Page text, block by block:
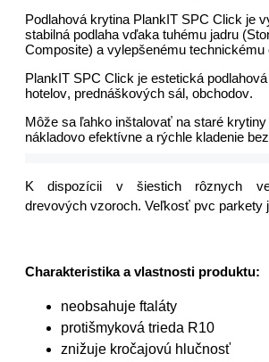
Podlahová krytina PlankIT SPC Click je
stabilná podlaha vďaka tuhému jadru
Composite) a vylepšenému technickému
PlankIT SPC Click je estetická
hotelov, prednáškových sál, obchodov.
Môže sa ľahko inštalovať na staré
nákladovo efektívne a rýchle kladenie
K dispozícii v šiestich rôznych
drevových vzoroch. Veľkosť pvc parkety
Charakteristika a vlastnosti produktu:
neobsahuje ftaláty
protišmyková trieda R10
znižuje kročajovú hlučnosť